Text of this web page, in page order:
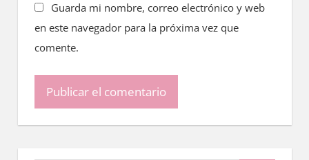
Guarda mi nombre, correo electrónico y web
en este navegador para la próxima vez que
comente.